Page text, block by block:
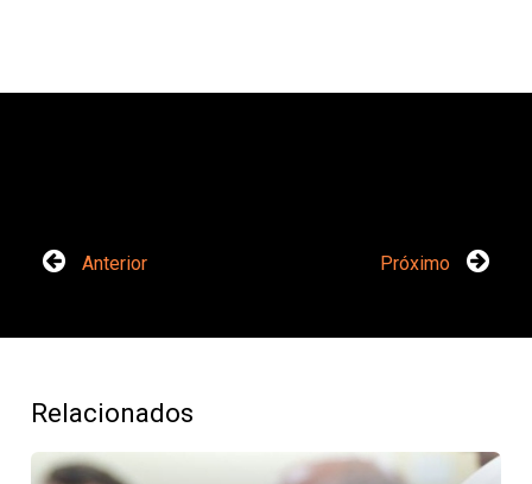
Anterior Próximo
Relacionados